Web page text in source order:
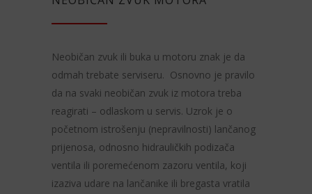
Neobičan zvuk ili buka u motoru znak je da
odmah trebate serviseru. Osnovno je pravilo
da na svaki neobičan zvuk iz motora treba
reagirati – odlaskom u servis. Uzrok je o
početnom istrošenju (nepravilnosti) lančanog
prijenosa, odnosno hidrauličkih podizača
ventila ili poremećenom zazoru ventila, koji
izaziva udare na lančanike ili bregasta vratila